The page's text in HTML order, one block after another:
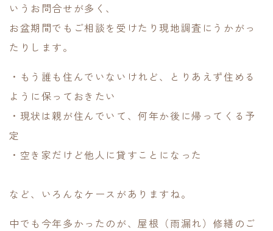
いうお問合せが多く、
お盆期間でもご相談を受けたり現地調査にうかがっ
たりします。
・もう誰も住んでいないけれど、とりあえず住める
ように保っておきたい
・現状は親が住んでいて、何年か後に帰ってくる予
定
・空き家だけど他人に貸すことになった
など、いろんなケースがありますね。
中でも今年多かったのが、屋根（雨漏れ）修繕のご